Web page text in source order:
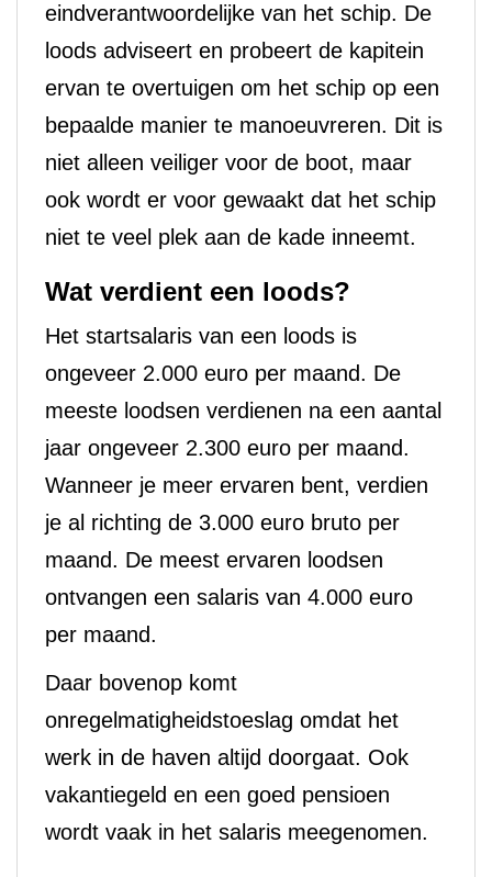
eindverantwoordelijke van het schip. De
loods adviseert en probeert de kapitein
ervan te overtuigen om het schip op een
bepaalde manier te manoeuvreren. Dit is
niet alleen veiliger voor de boot, maar
ook wordt er voor gewaakt dat het schip
niet te veel plek aan de kade inneemt.
Wat verdient een loods?
Het startsalaris van een loods is
ongeveer 2.000 euro per maand. De
meeste loodsen verdienen na een aantal
jaar ongeveer 2.300 euro per maand.
Wanneer je meer ervaren bent, verdien
je al richting de 3.000 euro bruto per
maand. De meest ervaren loodsen
ontvangen een salaris van 4.000 euro
per maand.
Daar bovenop komt
onregelmatigheidstoeslag omdat het
werk in de haven altijd doorgaat. Ook
vakantiegeld en een goed pensioen
wordt vaak in het salaris meegenomen.